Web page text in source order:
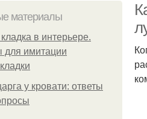
материалы
в интерьере.
для имитации
у кровати: ответы